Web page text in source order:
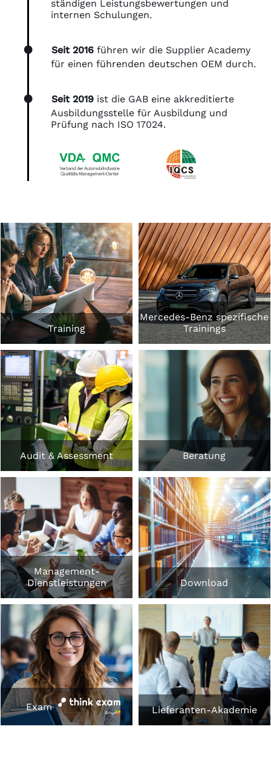
ständigen Leistungsbewertungen und
internen Schulungen.
Seit 2016führen wir die Supplier Academy
für einen führenden deutschen OEM durch.
Seit 2019ist die GAB eine akkreditierte
Ausbildungsstelle für Ausbildung und
Prüfung nach ISO 17024.
Training
Mercedes-Benz spezifische
Trainings
Audit & Assessment Beratung
Management-
Dienstleistungen
Download
Exam Lieferanten-Akademie